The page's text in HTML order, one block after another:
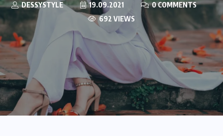
DESSYSTYLE 19.09.2021
0 COMMENTS
692 VIEWS